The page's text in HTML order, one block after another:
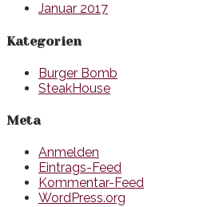
Januar 2017
Kategorien
Burger Bomb
SteakHouse
Meta
Anmelden
Eintrags-Feed
Kommentar-Feed
WordPress.org